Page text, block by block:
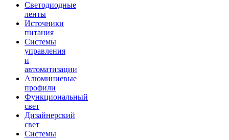
Светодиодные
ленты
Источники
питания
Системы
управления
и
автоматизации
Алюминиевые
профили
Функциональный
свет
Дизайнерский
свет
Системы